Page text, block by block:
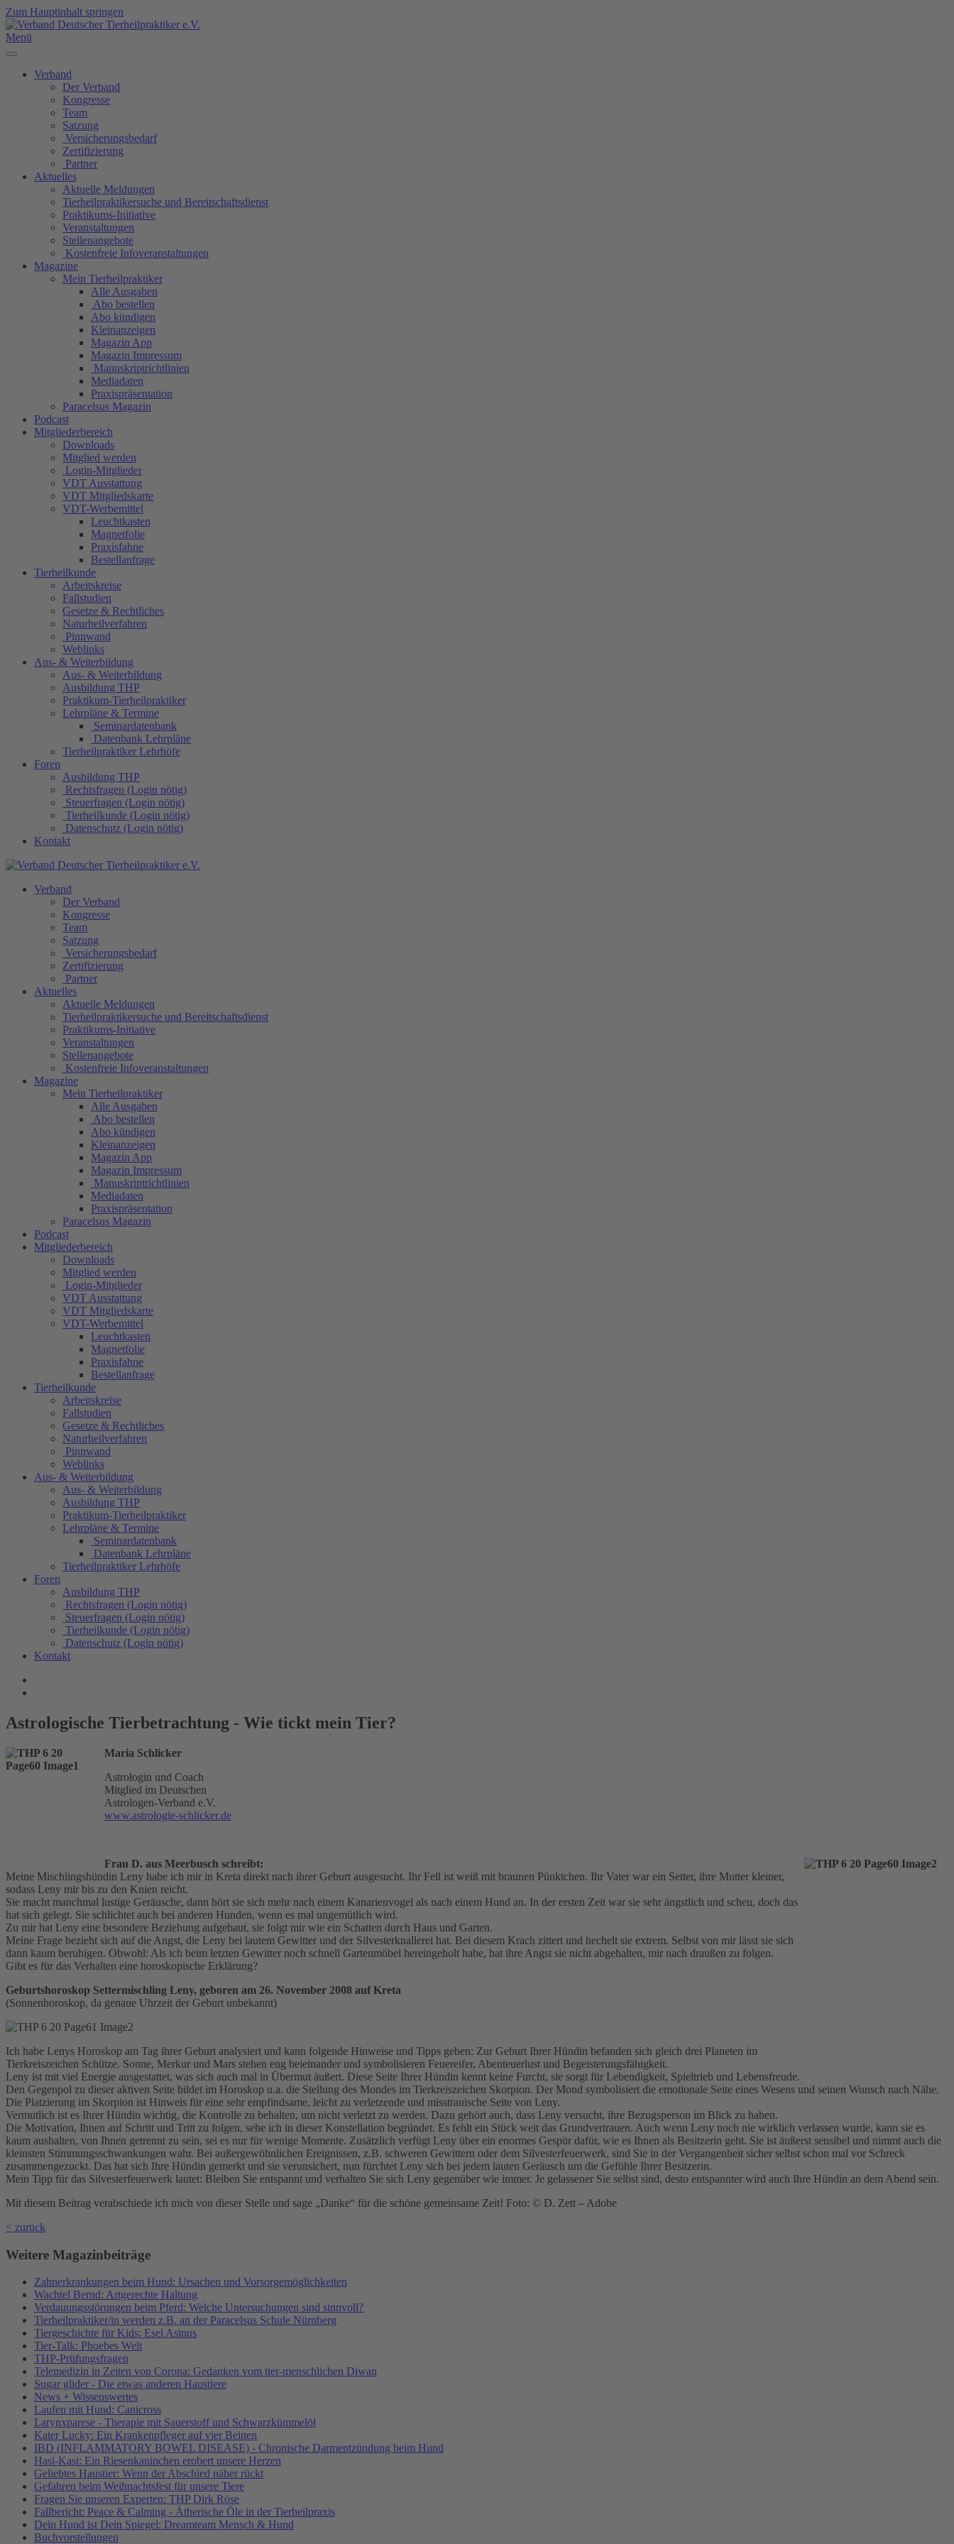
Zum Hauptinhalt springen
Menü
Verband
Der Verband
Kongresse
Team
Satzung
Versicherungsbedarf
Zertifizierung
Partner
Aktuelles
Aktuelle Meldungen
Tierheilpraktikersuche und Bereitschaftsdienst
Praktikums-Initiative
Veranstaltungen
Stellenangebote
Kostenfreie Infoveranstaltungen
Magazine
Mein Tierheilpraktiker
Alle Ausgaben
Abo bestellen
Abo kündigen
Kleinanzeigen
Magazin App
Magazin Impressum
Manuskriptrichtlinien
Mediadaten
Praxispräsentation
Paracelsus Magazin
Podcast
Mitgliederbereich
Downloads
Mitglied werden
Login-Mitglieder
VDT Ausstattung
VDT Mitgliedskarte
VDT-Werbemittel
Leuchtkasten
Magnetfolie
Praxisfahne
Bestellanfrage
Tierheilkunde
Arbeitskreise
Fallstudien
Gesetze & Rechtliches
Naturheilverfahren
Pinnwand
Weblinks
Aus- & Weiterbildung
Aus- & Weiterbildung
Ausbildung THP
Praktikum-Tierheilpraktiker
Lehrpläne & Termine
Seminardatenbank
Datenbank Lehrpläne
Tierheilpraktiker Lehrhöfe
Foren
Ausbildung THP
Rechtsfragen (Login nötig)
Steuerfragen (Login nötig)
Tierheilkunde (Login nötig)
Datenschutz (Login nötig)
Kontakt
Verband
Der Verband
Kongresse
Team
Satzung
Versicherungsbedarf
Zertifizierung
Partner
Aktuelles
Aktuelle Meldungen
Tierheilpraktikersuche und Bereitschaftsdienst
Praktikums-Initiative
Veranstaltungen
Stellenangebote
Kostenfreie Infoveranstaltungen
Magazine
Mein Tierheilpraktiker
Alle Ausgaben
Abo bestellen
Abo kündigen
Kleinanzeigen
Magazin App
Magazin Impressum
Manuskriptrichtlinien
Mediadaten
Praxispräsentation
Paracelsus Magazin
Podcast
Mitgliederbereich
Downloads
Mitglied werden
Login-Mitglieder
VDT Ausstattung
VDT Mitgliedskarte
VDT-Werbemittel
Leuchtkasten
Magnetfolie
Praxisfahne
Bestellanfrage
Tierheilkunde
Arbeitskreise
Fallstudien
Gesetze & Rechtliches
Naturheilverfahren
Pinnwand
Weblinks
Aus- & Weiterbildung
Aus- & Weiterbildung
Ausbildung THP
Praktikum-Tierheilpraktiker
Lehrpläne & Termine
Seminardatenbank
Datenbank Lehrpläne
Tierheilpraktiker Lehrhöfe
Foren
Ausbildung THP
Rechtsfragen (Login nötig)
Steuerfragen (Login nötig)
Tierheilkunde (Login nötig)
Datenschutz (Login nötig)
Kontakt
Astrologische Tierbetrachtung - Wie tickt mein Tier?
Maria Schlicker
Astrologin und Coach
Mitglied im Deutschen
Astrologen-Verband e.V.
www.astrologie-schlicker.de
Frau D. aus Meerbusch schreibt:
Meine Mischlingshündin Leny habe ich mir in Kreta direkt nach ihrer Geburt ausgesucht. Ihr Fell ist weiß mit braunen Pünktchen. Ihr Vater war ein Setter, ihre Mutter kleiner,
sodass Leny mir bis zu den Knien reicht.
Sie macht manchmal lustige Geräusche, dann hört sie sich mehr nach einem Kanarienvogel als nach einem Hund an. In der ersten Zeit war sie sehr ängstlich und scheu, doch das
hat sich gelegt. Sie schlichtet auch bei anderen Hunden, wenn es mal ungemütlich wird.
Zu mir hat Leny eine besondere Beziehung aufgebaut, sie folgt mir wie ein Schatten durch Haus und Garten.
Meine Frage bezieht sich auf die Angst, die Leny bei lautem Gewitter und der Silvesterknallerei hat. Bei diesem Krach zittert und hechelt sie extrem. Selbst von mir lässt sie sich
dann kaum beruhigen. Obwohl: Als ich beim letzten Gewitter noch schnell Gartenmöbel hereingeholt habe, hat ihre Angst sie nicht abgehalten, mir nach draußen zu folgen.
Gibt es für das Verhalten eine horoskopische Erklärung?
Geburtshoroskop Settermischling Leny, geboren am 26. November 2008 auf Kreta
(Sonnenhoroskop, da genaue Uhrzeit der Geburt unbekannt)
Ich habe Lenys Horoskop am Tag ihrer Geburt analysiert und kann folgende Hinweise und Tipps geben: Zur Geburt Ihrer Hündin befanden sich gleich drei Planeten im
Tierkreiszeichen Schütze. Sonne, Merkur und Mars stehen eng beieinander und symbolisieren Feuereifer, Abenteuerlust und Begeisterungsfähigkeit.
Leny ist mit viel Energie ausgestattet, was sich auch mal in Übermut äußert. Diese Seite Ihrer Hündin kennt keine Furcht, sie sorgt für Lebendigkeit, Spieltrieb und Lebensfreude.
Den Gegenpol zu dieser aktiven Seite bildet im Horoskop u.a. die Stellung des Mondes im Tierkreiszeichen Skorpion. Der Mond symbolisiert die emotionale Seite eines Wesens und seinen Wunsch nach Nähe.
Die Platzierung im Skorpion ist Hinweis für eine sehr empfindsame, leicht zu verletzende und misstrauische Seite von Leny.
Vermutlich ist es Ihrer Hündin wichtig, die Kontrolle zu behalten, um nicht verletzt zu werden. Dazu gehört auch, dass Leny versucht, ihre Bezugsperson im Blick zu haben.
Die Motivation, Ihnen auf Schritt und Tritt zu folgen, sehe ich in dieser Konstellation begründet. Es fehlt ein Stück weit das Grundvertrauen. Auch wenn Leny noch nie wirklich verlassen wurde, kann sie es
kaum aushalten, von Ihnen getrennt zu sein, sei es nur für wenige Momente. Zusätzlich verfügt Leny über ein enormes Gespür dafür, wie es Ihnen als Besitzerin geht. Sie ist äußerst sensibel und nimmt auch die
kleinsten Stimmungsschwankungen wahr. Bei außergewöhnlichen Ereignissen, z.B. schweren Gewittern oder dem Silvesterfeuerwerk, sind Sie in der Vergangenheit sicher selbst schon mal vor Schreck
zusammengezuckt. Das hat sich Ihre Hündin gemerkt und sie verunsichert, nun fürchtet Leny sich bei jedem lauten Geräusch um die Gefühle Ihrer Besitzerin.
Mein Tipp für das Silvesterfeuerwerk lautet: Bleiben Sie entspannt und verhalten Sie sich Leny gegenüber wie immer. Je gelassener Sie selbst sind, desto entspannter wird auch Ihre Hündin an dem Abend sein.
Mit diesem Beitrag verabschiede ich mich von dieser Stelle und sage „Danke“ für die schöne gemeinsame Zeit! Foto: © D. Zett – Adobe
< zurück
Weitere Magazinbeiträge
Zahnerkrankungen beim Hund: Ursachen und Vorsorgemöglichkeiten
Wachtel Bernd: Artgerechte Haltung
Verdauungsstörungen beim Pferd: Welche Untersuchungen sind sinnvoll?
Tierheilpraktiker/in werden z.B. an der Paracelsus Schule Nürnberg
Tiergeschichte für Kids: Esel Asinus
Tier-Talk: Phoebes Welt
THP-Prüfungsfragen
Telemedizin in Zeiten von Corona: Gedanken vom tier-menschlichen Diwan
Sugar glider - Die etwas anderen Haustiere
News + Wissenswertes
Laufen mit Hund: Canicross
Larynxparese - Therapie mit Sauerstoff und Schwarzkümmelöl
Kater Lucky: Ein Krankenpfleger auf vier Beinen
IBD (INFLAMMATORY BOWEL DISEASE) - Chronische Darmentzündung beim Hund
Hasi-Kasi: Ein Riesenkaninchen erobert unsere Herzen
Geliebtes Haustier: Wenn der Abschied näher rückt
Gefahren beim Weihnachtsfest für unsere Tiere
Fragen Sie unseren Experten: THP Dirk Röse
Fallbericht: Peace & Calming - Ätherische Öle in der Tierheilpraxis
Dein Hund ist Dein Spiegel: Dreamteam Mensch & Hund
Buchvorstellungen